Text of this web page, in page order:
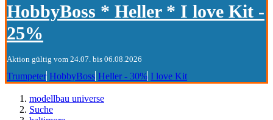
HobbyBoss * Heller * I love Kit -
25%
Aktion gültig vom 24.07. bis 06.08.2026
Trumpeter HobbyBoss Heller - 30% I love Kit
modellbau universe
Suche